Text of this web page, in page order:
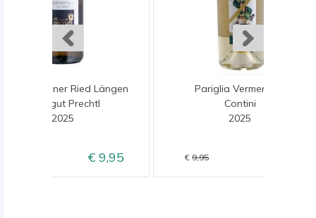
Veltliner Ried Längen
Weingut Prechtl
2025
9,95
Pariglia Vermentino
Contini
2025
9,95